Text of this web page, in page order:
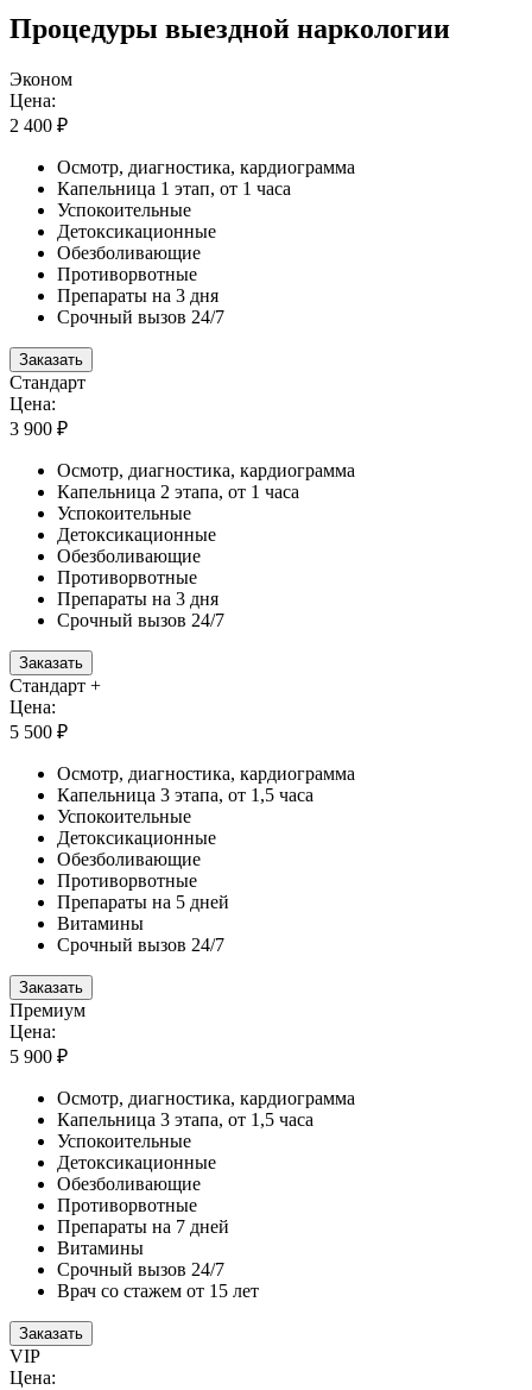
Процедуры выездной наркологии
Эконом
Цена:
2 400 ₽
Осмотр, диагностика, кардиограмма
Капельница 1 этап, от 1 часа
Успокоительные
Детоксикационные
Обезболивающие
Противорвотные
Препараты на 3 дня
Срочный вызов 24/7
Заказать
Стандарт
Цена:
3 900 ₽
Осмотр, диагностика, кардиограмма
Капельница 2 этапа, от 1 часа
Успокоительные
Детоксикационные
Обезболивающие
Противорвотные
Препараты на 3 дня
Срочный вызов 24/7
Заказать
Стандарт +
Цена:
5 500 ₽
Осмотр, диагностика, кардиограмма
Капельница 3 этапа, от 1,5 часа
Успокоительные
Детоксикационные
Обезболивающие
Противорвотные
Препараты на 5 дней
Витамины
Срочный вызов 24/7
Заказать
Премиум
Цена:
5 900 ₽
Осмотр, диагностика, кардиограмма
Капельница 3 этапа, от 1,5 часа
Успокоительные
Детоксикационные
Обезболивающие
Противорвотные
Препараты на 7 дней
Витамины
Срочный вызов 24/7
Врач со стажем от 15 лет
Заказать
VIP
Цена: